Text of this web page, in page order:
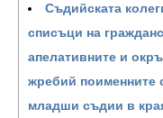
Съдийската
списъци на
апелативните и
жребий поименните
младши съдии в